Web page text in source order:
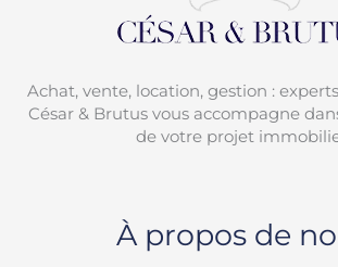
Achat, vente, location, gestion :
César & Brutus vous accompagne
de votre projet
À propos de